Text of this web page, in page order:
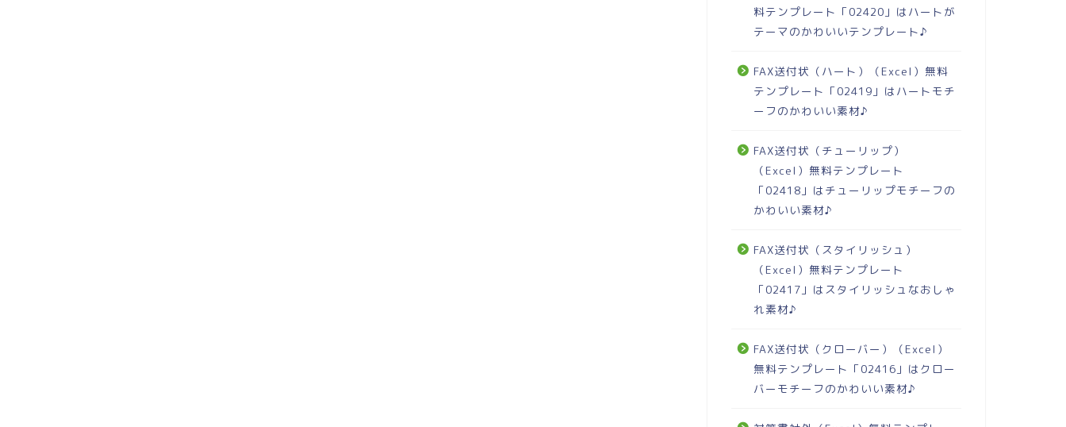
料テンプレート「02420」はハートが
テーマのかわいいテンプレート♪
FAX送付状（ハート）（Excel）無料
テンプレート「02419」はハートモチ
ーフのかわいい素材♪
FAX送付状（チューリップ）
（Excel）無料テンプレート
「02418」はチューリップモチーフの
かわいい素材♪
FAX送付状（スタイリッシュ）
（Excel）無料テンプレート
「02417」はスタイリッシュなおしゃ
れ素材♪
FAX送付状（クローバー）（Excel）
無料テンプレート「02416」はクロー
バーモチーフのかわいい素材♪